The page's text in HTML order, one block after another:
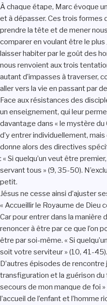
À chaque étape, Marc évoque
et à dépasser. Ces trois formes
prendre la tête et de mener
comparer en voulant être le
laisser habiter par le goût des
nous renvoient aux trois
autant d’impasses à traverser,
aller vers la vie en passant par
Face aux résistances des
un enseignement, qui leur
davantage dans « le mystère du
d’y entrer individuellement,
donne alors des directives
: « Si quelqu’un veut être
servant tous » (9, 35-50).
petit.
Jésus ne cesse ainsi d’ajuster
« Accueillir le Royaume de Dieu
Car pour entrer dans la manière
renoncer à être par ce que l’on
être par soi-même. « Si
soit votre serviteur » (10, 41-45).
D’autres épisodes de
transfiguration et la guérison du
secours de mon manque de foi
l’accueil de l’enfant et l’homme